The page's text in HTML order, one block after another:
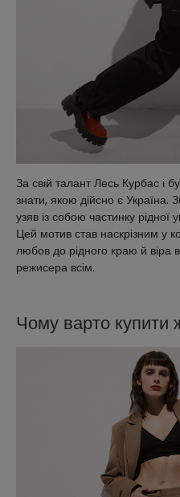
За свій талант Лесь Курбас і
знати, якою дійсно є Україна.
узяв із собою частинку рідної
Цей мотив став наскрізним у
любов до рідного краю й віра
режисера всім.
Чому варто купити